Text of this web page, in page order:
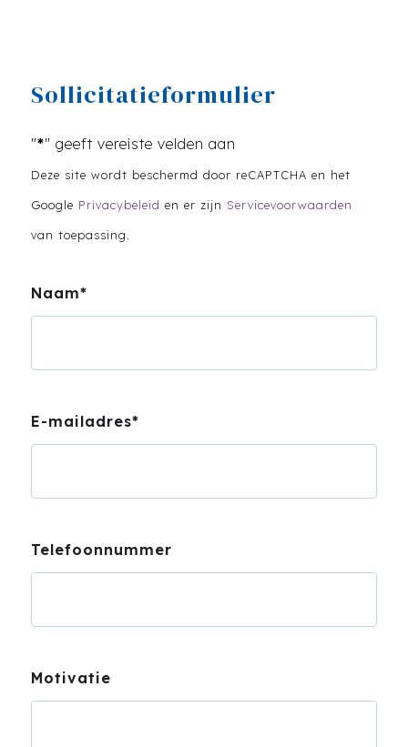
Sollicitatieformulier
"*" geeft vereiste velden aan
Deze site wordt beschermd door reCAPTCHA en het
Google Privacybeleid en er zijn Servicevoorwaarden
van toepassing.
Naam*
E-mailadres*
Telefoonnummer
Motivatie